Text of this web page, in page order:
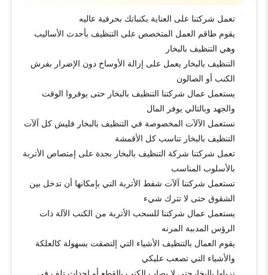
تعمل شركتنا على العناية بكنباتك بحرفية عاليه
يقوم طاقم العمل المتخصص على التنظيف بأحدث الأساليب
وهي التنظيف بالبخار
التنظيف بالبخار يعمل على إزالة الأوساخ دون الإضرار بفرش
الكنب أو الصالون
يستعمل عمال شركتنا التنظيف بالبخار حتى يوفروا الوقت
والجهد وبالتالي يوفر المال
نستعمل الآلآت المخصوصة في التنظيف بالبخار فليش كل آلآت
التنظيف بالبخار تناسب كل الأقمشة
تعمل شركتنا شركة التنظيف بالبخار بجدة على إمتصاص الأتربة
بالأسلوب المناسب
تستعمل شركتنا آلآت شفط الأتربة التي بإمكانها أن تدخل بين
الشقوق حتى لا تترك شيء
يستعمل عمال شركتنا للسحب الأتربة من الكنب الآلة ذات
الرؤس المدببة المرنه
يقوم العمال بالتنظيف الأشياء التي إلتصقت بسهولة كالعلكة
والأشياء التي تصعب عليكي